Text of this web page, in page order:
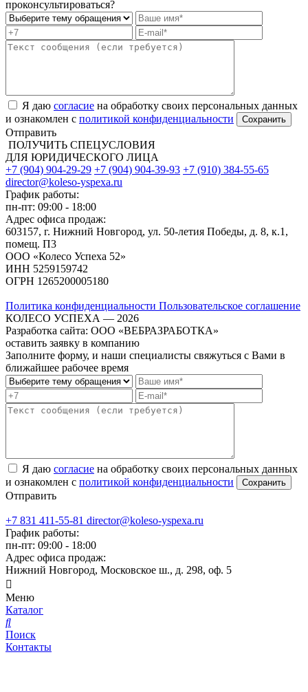
проконсультироваться?
Я даю согласие на обработку своих персональных данных
и ознакомлен с политикой конфиденциальности
Отправить
ПОЛУЧИТЬ СПЕЦУСЛОВИЯ
ДЛЯ ЮРИДИЧЕСКОГО ЛИЦА
+7 (904) 904-29-29 +7 (904) 904-39-93 +7 (910) 384-55-65
director@koleso-yspexa.ru
График работы:
пн-пт: 09:00 - 18:00
Адрес офиса продаж:
603157, г. Нижний Новгород, ул. 50-летия Победы, д. 8, к.1,
помещ. П3
ООО «Колесо Успеха 52»
ИНН 5259159742
ОГРН 1265200005180
Политика конфиденциальности Пользовательское соглашение
КОЛЕСО УСПЕХА ― 2026
Разработка сайта: ООО «ВЕБРАЗРАБОТКА»
оставить заявку в компанию
Заполните форму, и наши специалисты свяжуться с Вами в
ближайшее рабочее время
Я даю согласие на обработку своих персональных данных
и ознакомлен с политикой конфиденциальности
Отправить
+7 831 411-55-81 director@koleso-yspexa.ru
График работы:
пн-пт: 09:00 - 18:00
Адрес офиса продаж:
Нижний Новгород, Московское ш., д. 298, оф. 5
Меню
Каталог
Поиск
Контакты